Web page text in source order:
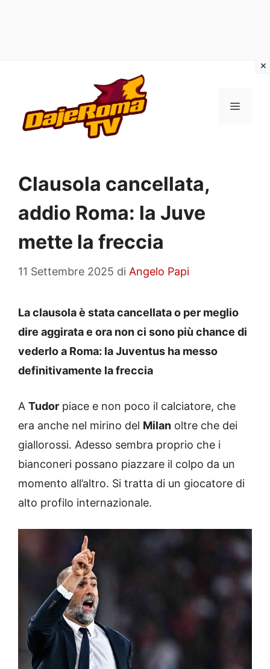
contenuto
MENU
Clausola cancellata,
addio Roma: la Juve
mette la freccia
11 Settembre 2025 di Angelo Papi
La clausola è stata cancellata o per meglio
dire aggirata e ora non ci sono più chance di
vederlo a Roma: la Juventus ha messo
definitivamente la freccia
A Tudor piace e non poco il calciatore, che
era anche nel mirino del Milan oltre che dei
giallorossi. Adesso sembra proprio che i
bianconeri possano piazzare il colpo da un
momento all’altro. Si tratta di un giocatore di
alto profilo internazionale.